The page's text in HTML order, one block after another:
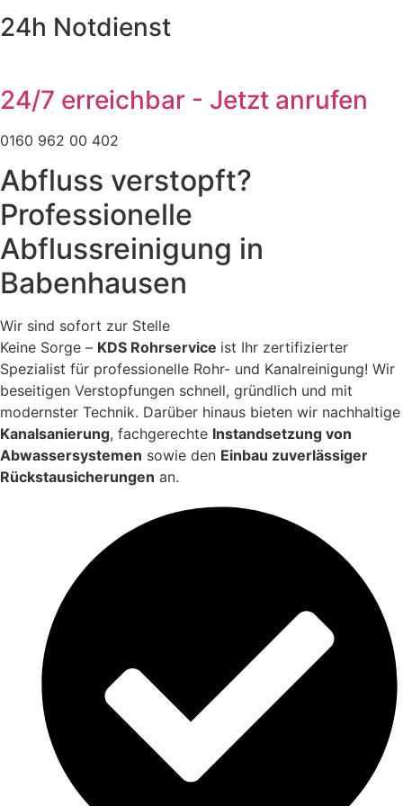
24h Notdienst
24/7 erreichbar - Jetzt anrufen
0160 962 00 402
Abfluss verstopft?
Professionelle
Abflussreinigung in
Babenhausen
Wir sind sofort zur Stelle
Keine Sorge – KDS Rohrservice ist Ihr zertifizierter
Spezialist für professionelle Rohr- und Kanalreinigung! Wir
beseitigen Verstopfungen schnell, gründlich und mit
modernster Technik. Darüber hinaus bieten wir nachhaltige
Kanalsanierung, fachgerechte Instandsetzung von
Abwassersystemen sowie den Einbau zuverlässiger
Rückstausicherungen an.